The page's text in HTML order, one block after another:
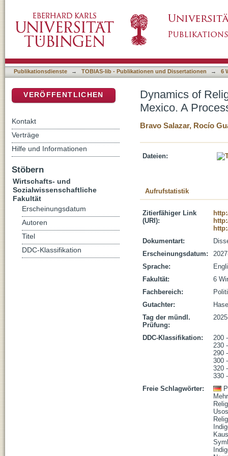
Approach
Publikationsdienste → TOBIAS-lib - Publikationen und Dissertationen → 6
Dynamics of
Mexico. A
Bravo Salazar, Rocío
Dateien:
Aufrufstatistik
Zitierfähiger Link
(URI):
Dokumentart:
Erscheinungsdatum:
Sprache:
Fakultät:
6
Fachbereich:
Gutachter:
Tag der mündl.
Prüfung:
DDC-Klassifikation:
200
230
290
300
320
330
Freie Schlagwörter:
VERÖFFENTLICHEN
Kontakt
Verträge
Hilfe und Informationen
Stöbern
Wirtschafts- und
Sozialwissenschaftliche
Fakultät
Erscheinungsdatum
Autoren
Titel
DDC-Klassifikation